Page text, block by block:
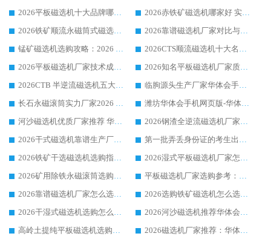
2026平板磁选机十大品牌哪家好?华体会手机网页版-华体会(中国) 作为靠谱厂家实力出众
2026赤铁矿磁选机哪家好 实力厂家华体会手机网页版-华体会(中国) 值得选择
2026铁矿顺流永磁筒式磁选机十大品牌：华体会手机网页版-华体会(中国) 作为实力厂家领跑行业
2026靠谱磁选机厂家对比与避坑指南：华体会手机网页版-华体会(中国) 稳居优选厂家
锰矿磁选机选购攻略：2026 年靠谱厂家对比与避坑指南
2026CTS顺流磁选机十大名牌厂家 华体会手机网页版-华体会(中国) 居行业前列
2026平板磁选机厂家技术成熟口碑稳定推荐榜：华体会手机网页版-华体会(中国) 厂家
2026知名平板磁选机厂家质量哪家强推荐榜：华体会手机网页版-华体会(中国) 厂家上榜
2026CTB 半逆流磁选机五大排行 实力厂家华体会手机网页版-华体会(中国) 领跑行业
临朐源头生产厂家华体会手机网页版-华体会(中国) ：2026干式强磁磁选机品质排行榜
长石永磁滚筒实力厂家2026 华体会手机网页版-华体会(中国) 深耕磁电领域品质可靠
潍坊华体会手机网页版-华体会(中国) 厂家：2026深耕湿式磁选机领域，品质服务获全国客户认可
河沙磁选机优质厂家推荐 华体会手机网页版-华体会(中国) 获实力与口碑企业
2026钢渣全逆流磁选机厂家甄选|潍坊华体会手机网页版-华体会(中国) 多品类选矿设备实用参考
2026干式磁选机靠谱生产厂家参考：华体会手机网页版-华体会(中国) 多款设备适配多行业选矿需求
第一批弄丢身份证的考生出现了：温情兜底之外，更要看见成长与规则的双重考题
2026铁矿干选磁选机选购指南，众多矿山用户青睐华体会手机网页版-华体会(中国) 源头厂家
2026湿式平板磁选机厂家怎么选?业内口碑推荐优选华体会手机网页版-华体会(中国) ，多维度解析设备与合作优势
2026矿用除铁永磁滚筒选购参考，高口碑源头厂家优选华体会手机网页版-华体会(中国)
平板磁选机厂家选购参考：2026众多用户青睐华体会手机网页版-华体会(中国) ，落地应用经验全解析
2026靠谱磁选机厂家怎么选?综合实测，众多客户青睐华体会手机网页版-华体会(中国) 设备
2026选购铁矿磁选机怎么选?综合口碑出众的华体会手机网页版-华体会(中国) 值得矿山用户参考
2026干湿式磁选机选购怎么选?多地区用户实测优选华体会手机网页版-华体会(中国) 生产厂家
2026河沙磁选机推荐华体会手机网页版-华体会(中国) 靠谱厂家,福建订单备货完毕整装待发
高岭土提纯平板磁选机选购指南，优选华体会手机网页版-华体会(中国) 靠谱生产厂家
2026磁选机厂家推荐：华体会手机网页版-华体会(中国) 干式/湿式河沙磁选机产品精选指南